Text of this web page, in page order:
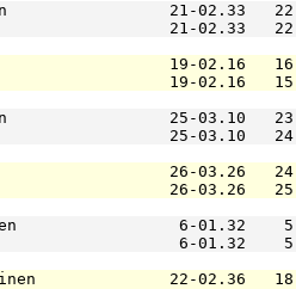
21-02.33
21-02.33
19-02.16
19-02.16
25-03.10
25-03.10
26-03.26
26-03.26
6-01.32
6-01.32
22-02.36